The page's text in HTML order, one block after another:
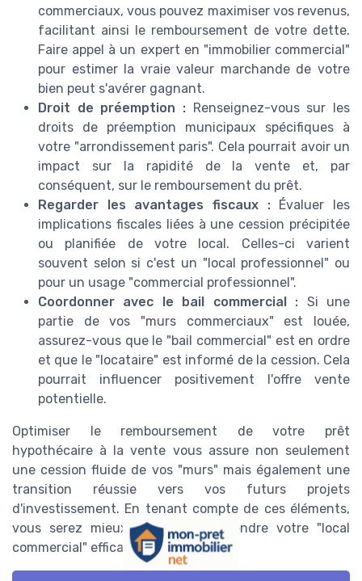
commerciaux, vous pouvez maximiser vos revenus,
facilitant ainsi le remboursement de votre dette.
Faire appel à un expert en "immobilier commercial"
pour estimer la vraie valeur marchande de votre
bien peut s'avérer gagnant.
Droit de préemption : Renseignez-vous sur les
droits de préemption municipaux spécifiques à
votre "arrondissement paris". Cela pourrait avoir un
impact sur la rapidité de la vente et, par
conséquent, sur le remboursement du prêt.
Regarder les avantages fiscaux :Évaluer les
implications fiscales liées à une cession précipitée
ou planifiée de votre local. Celles-ci varient
souvent selon si c'est un "local professionnel" ou
pour un usage "commercial professionnel".
Coordonner avec le bail commercial : Si une
partie de vos "murs commerciaux" est louée,
assurez-vous que le "bail commercial" est en ordre
et que le "locataire" est informé de la cession. Cela
pourrait influencer positivement l'offre vente
potentielle.
Optimiser le remboursement de votre prêt
hypothécaire à la vente vous assure non seulement
une cession fluide de vos "murs" mais également une
transition réussie vers vos futurs projets
d'investissement. En tenant compte de ces éléments,
vous serez mieux préparé pour vendre votre "local
commercial" efficacement.